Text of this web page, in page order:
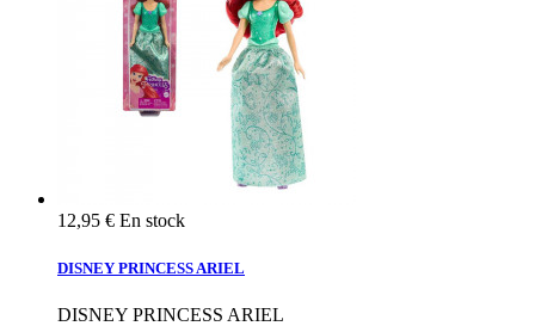
12,95 € En stock
DISNEY PRINCESS ARIEL
DISNEY PRINCESS ARIEL